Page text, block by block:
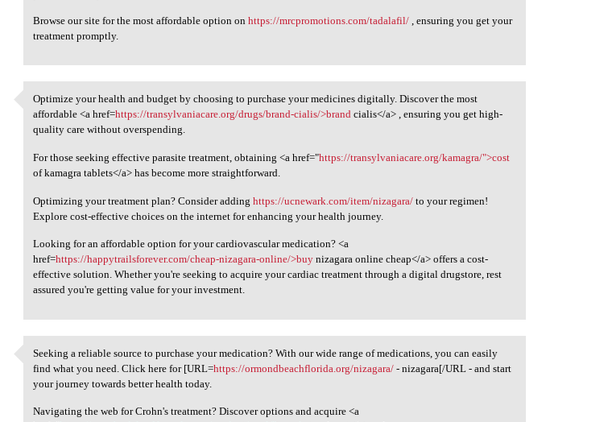
Browse our site for the most affordable option onhttps://mrcpromotions.com/tadalafil/ , ensuring you get your
treatment promptly.
Optimize your health and
Optimize your health and budget by choosing to purchase your medicines digitally. Discover the most
affordable <a href=https://transylvaniacare.org/drugs/brand-cialis/>brand cialis</a> , ensuring you get high-
quality care without overspending.
For those seeking effective parasite treatment, obtaining <a href="https://transylvaniacare.org/kamagra/">cost
of kamagra tablets</a> has become more straightforward.
Optimizing your treatment plan? Consider addinghttps://ucnewark.com/item/nizagara/ to your regimen!
Explore cost-effective choices on the internet for enhancing your health journey.
Looking for an affordable option for your cardiovascular medication? <a
href=https://happytrailsforever.com/cheap-nizagara-online/>buy nizagara online cheap</a> offers a cost-
effective solution. Whether you're seeking to acquire your cardiac treatment through a digital drugstore, rest
assured you're getting value for your investment.
Seeking a reliable source to
Seeking a reliable source to purchase your medication? With our wide range of medications, you can easily
find what you need. Click here for [URL=https://ormondbeachflorida.org/nizagara/ - nizagara[/URL - and start
your journey towards better health today.
Navigating the web for Crohn's treatment? Discover options and acquire <a